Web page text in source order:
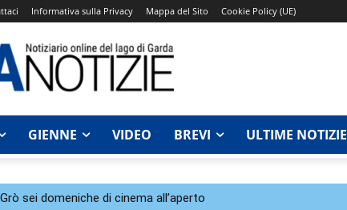
Informativa sulla Privacy Mappa del Sito Cookie Policy (UE)
GIENNE VIDEO BREVI ULTIME NOTIZIE
sei domeniche di cinema all’aperto